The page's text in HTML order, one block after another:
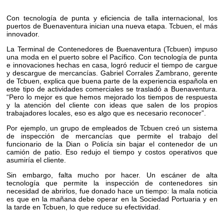
Con tecnología de punta y eficiencia de talla internacional, los
puertos de Buenaventura inician una nueva etapa. Tcbuen, el más
innovador.
La Terminal de Contenedores de Buenaventura (Tcbuen) impuso
una moda en el puerto sobre el Pacífico. Con tecnología de punta
e innovaciones hechas en casa, logró reducir el tiempo de cargue
y descargue de mercancías. Gabriel Corrales Zambrano, gerente
de Tcbuen, explica que buena parte de la experiencia española en
este tipo de actividades comerciales se trasladó a Buenaventura.
“Pero lo mejor es que hemos mejorado los tiempos de respuesta
y la atención del cliente con ideas que salen de los propios
trabajadores locales, eso es algo que es necesario reconocer”.
Por ejemplo, un grupo de empleados de Tcbuen creó un sistema
de inspección de mercancías que permite el trabajo del
funcionario de la Dian o Policía sin bajar el contenedor de un
camión de patio. Eso redujo el tiempo y costos operativos que
asumiría el cliente.
Sin embargo, falta mucho por hacer. Un escáner de alta
tecnología que permite la inspección de contenedores sin
necesidad de abrirlos, fue donado hace un tiempo: la mala noticia
es que en la mañana debe operar en la Sociedad Portuaria y en
la tarde en Tcbuen, lo que reduce su efectividad.